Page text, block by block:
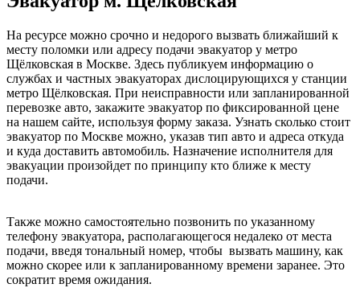
На ресурсе можно срочно и недорого вызвать ближайший к
месту поломки или адресу подачи эвакуатор у метро
Щёлковская в Москве. Здесь публикуем информацию о
службах и частных эвакуаторах дислоцирующихся у станции
метро Щёлковская. При неисправности или запланированной
перевозке авто, закажите эвакуатор по фиксированной цене
на нашем сайте, используя форму заказа. Узнать сколько стоит
эвакуатор по Москве можно, указав тип авто и адреса откуда
и куда доставить автомобиль. Назначение исполнителя для
эвакуации произойдет по принципу кто ближе к месту
подачи.
Также можно самостоятельно позвонить по указанному
телефону эвакуатора, располагающегося недалеко от места
подачи, введя тональный номер, чтобы вызвать машину, как
можно скорее или к запланированному времени заранее. Это
сократит время ожидания.